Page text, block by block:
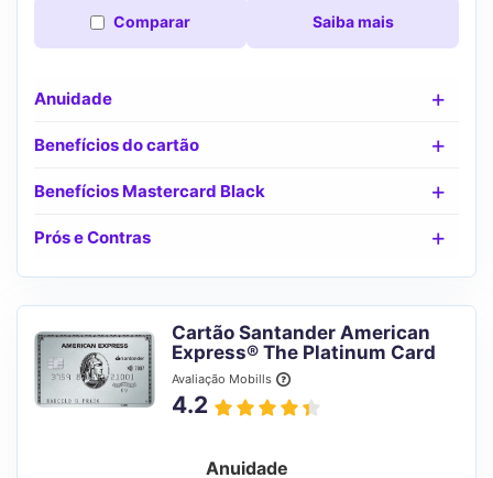
Comparar Saiba mais
Anuidade
Benefícios do cartão
Benefícios Mastercard Black
Prós e Contras
Cartão Santander American
Express® The Platinum Card
Avaliação Mobills
4.2
Anuidade